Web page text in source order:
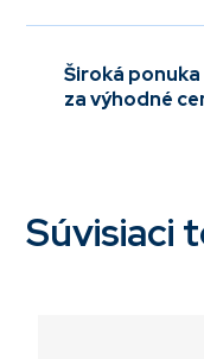
Široká ponuka
za výhodné
Súvisiaci